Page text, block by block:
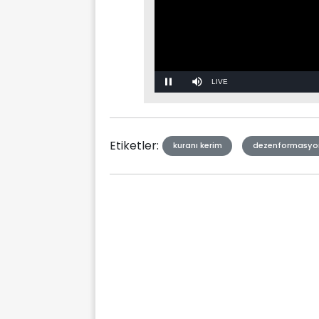
Mute Stream
Etiketler: kuranı kerim